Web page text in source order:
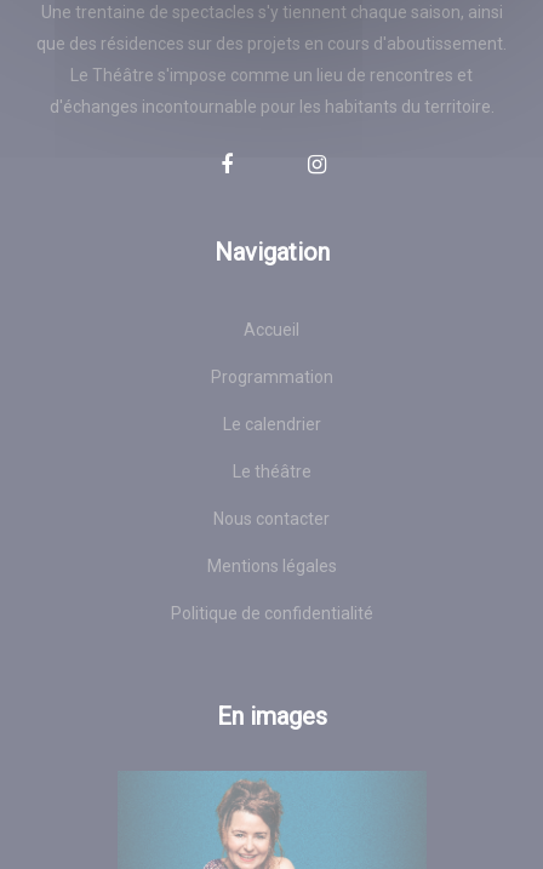
Une trentaine de spectacles s'y tiennent chaque saison, ainsi
que des résidences sur des projets en cours d'aboutissement.
Le Théâtre s'impose comme un lieu de rencontres et
d'échanges incontournable pour les habitants du territoire.
Navigation
Accueil
Programmation
Le calendrier
Le théâtre
Nous contacter
Mentions légales
Politique de confidentialité
En images